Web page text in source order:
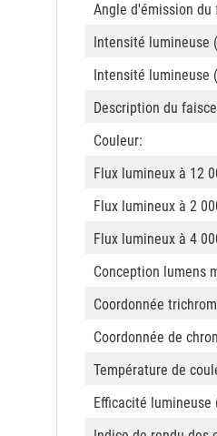
Angle d'émission du
Intensité lumineuse
Intensité lumineuse
Description du
Couleur:
Flux lumineux à 12
Flux lumineux à 2
Flux lumineux à 4
Conception lumens
Coordonnée
Coordonnée de
Température de
Efficacité